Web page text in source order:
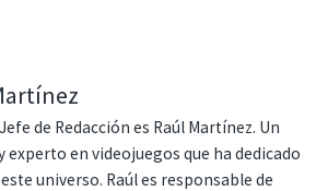
de Redacción es Raúl Martínez. Un
experto en videojuegos que ha dedicado
universo. Raúl es responsable de